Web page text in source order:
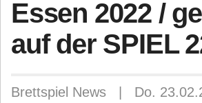
Essen 2022 /
auf der SPIEL
Brettspiel News | Do.